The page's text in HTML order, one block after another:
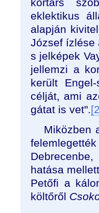
eklektikus
alapján
József ízlése
s jelképek
jellemzi a
került
célját, ami
gátat is vet".
Miközben
hatása
Petőfi a
költőről